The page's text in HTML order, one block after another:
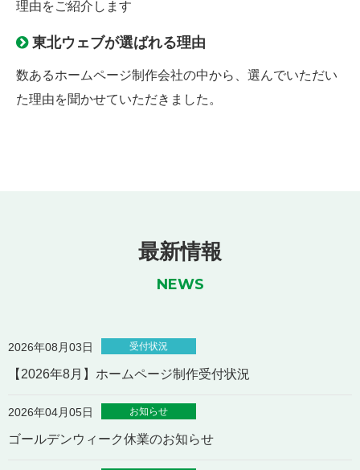
東北ウェブが選ばれる理由
数あるホームページ制作会社の中から、選んでいただい
た理由を聞かせていただきました。
最新情報
NEWS
2026年08月03日 受付状況
【2026年8月】ホームページ制作受付状況
2026年04月05日 お知らせ
ゴールデンウィーク休業のお知らせ